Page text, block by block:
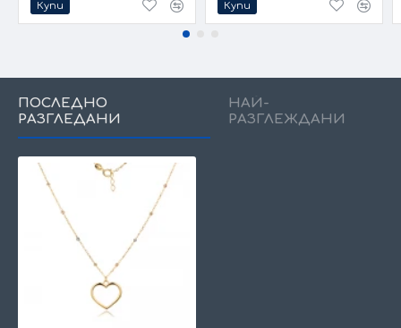
Купи Купи
ПОСЛЕДНО
РАЗГЛЕДАНИ
НАЙ-
РАЗГЛЕЖДАНИ